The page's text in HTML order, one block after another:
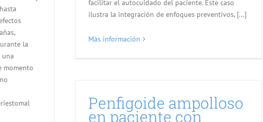
facilitar el autocuidado del paciente. Este caso
ilustra la integración de enfoques preventivos, [...]
Más información
la
momento
Penfigoide ampolloso
en paciente con